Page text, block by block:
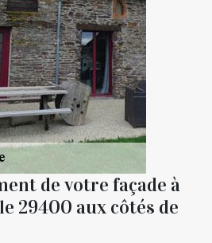
de votre façade à
29400 aux côtés de